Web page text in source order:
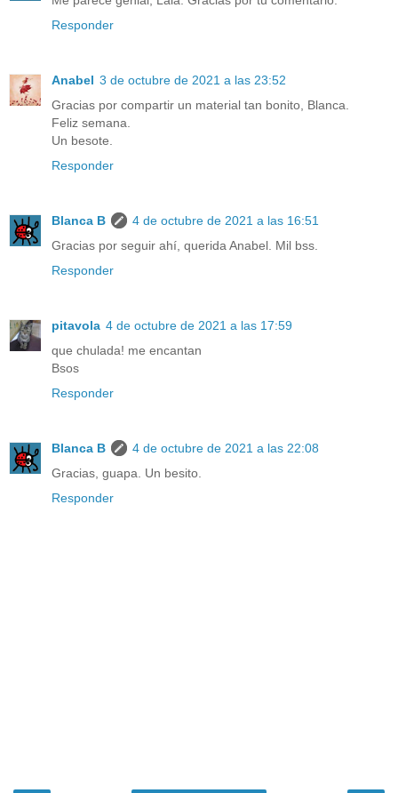
Responder
Anabel 3 de octubre de 2021 a las 23:52
Gracias por compartir un material tan bonito, Blanca.
Feliz semana.
Un besote.
Responder
Blanca B
4 de octubre de 2021 a las 16:51
Gracias por seguir ahí, querida Anabel. Mil bss.
Responder
pitavola 4 de octubre de 2021 a las 17:59
que chulada! me encantan
Bsos
Responder
Blanca B
4 de octubre de 2021 a las 22:08
Gracias, guapa. Un besito.
Responder